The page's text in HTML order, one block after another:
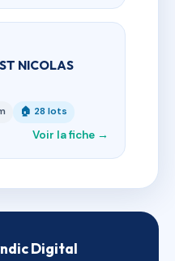
NICOLAS
🏠 28 lots
Voir la fiche →
Digital